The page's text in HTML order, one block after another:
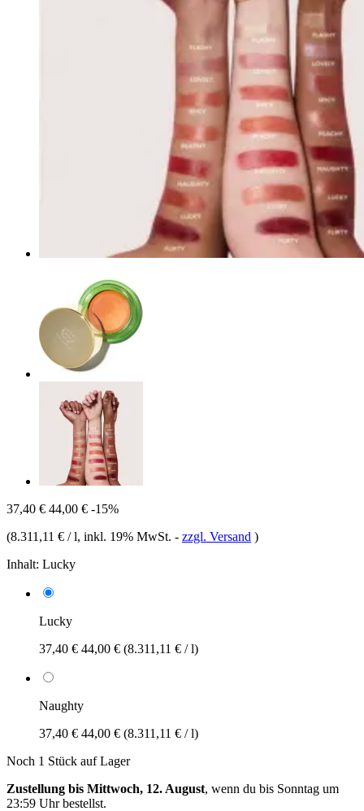
37,40 € 44,00 € -15%
(8.311,11 € / l, inkl. 19% MwSt. - zzgl. Versand )
Inhalt: Lucky
Lucky
37,40 € 44,00 € (8.311,11 € / l)
Naughty
37,40 € 44,00 € (8.311,11 € / l)
Noch 1 Stück auf Lager
Zustellung bis Mittwoch, 12. August, wenn du bis Sonntag um
23:59 Uhrbestellst.